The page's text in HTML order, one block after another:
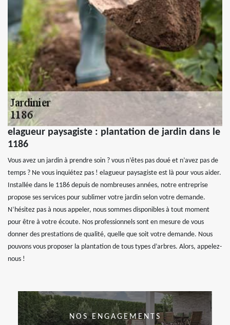
elagueur paysagiste : plantation de jardin dans le
1186
Vous avez un jardin à prendre soin ? vous n’êtes pas doué et n’avez pas de
temps ? Ne vous inquiétez pas ! elagueur paysagiste est là pour vous aider.
Installée dans le 1186 depuis de nombreuses années, notre entreprise
propose ses services pour sublimer votre jardin selon votre demande.
N’hésitez pas à nous appeler, nous sommes disponibles à tout moment
pour être à votre écoute. Nos professionnels sont en mesure de vous
donner des prestations de qualité, quelle que soit votre demande. Nous
pouvons vous proposer la plantation de tous types d’arbres. Alors, appelez-
nous !
NOS ENGAGEMENTS